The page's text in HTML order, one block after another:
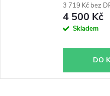
3 719 Kč bez
4 500 Kč
Skladem
DO